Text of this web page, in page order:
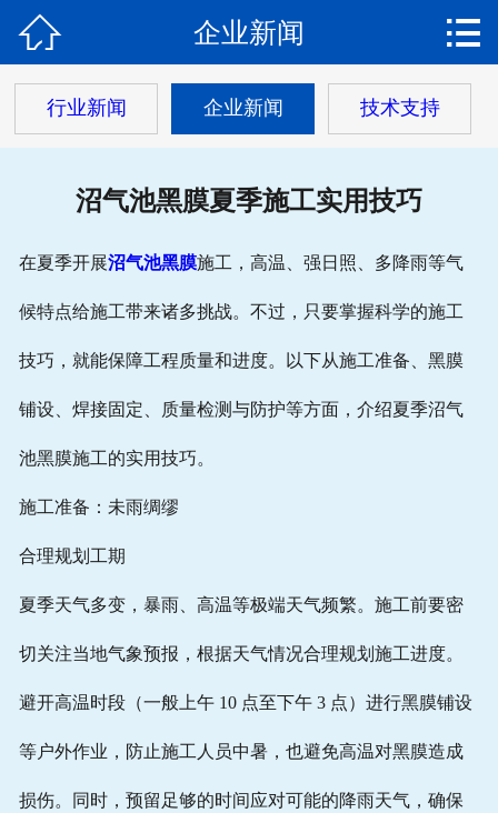
关于我们
产品中心
新闻动态
工程案例
公司资质
在线留言
 企业新闻 
行业新闻 企业新闻 技术支持
沼气池黑膜夏季施工实用技巧
在夏季开展沼气池黑膜施工，高温、强日照、多降雨等气
候特点给施工带来诸多挑战。不过，只要掌握科学的施工
技巧，就能保障工程质量和进度。以下从施工准备、黑膜
铺设、焊接固定、质量检测与防护等方面，介绍夏季沼气
池黑膜施工的实用技巧。
施工准备：未雨绸缪
合理规划工期
夏季天气多变，暴雨、高温等极端天气频繁。施工前要密
切关注当地气象预报，根据天气情况合理规划施工进度。
避开高温时段（一般上午 10 点至下午 3 点）进行黑膜铺设
等户外作业，防止施工人员中暑，也避免高温对黑膜造成
损伤。同时，预留足够的时间应对可能的降雨天气，确保